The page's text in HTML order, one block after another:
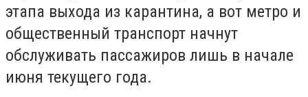
этапа выхода из карантина, а вот метро и
общественный транспорт начнут
обслуживать пассажиров лишь в начале
июня текущего года.